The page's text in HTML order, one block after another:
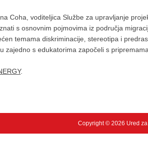
Coha, voditeljica Službe za upravljanje
s osnovnim pojmovima iz područja
temama diskriminacije, stereotipa i
zajedno s edukatorima započeli s
.
Copyright © 2026 Ured